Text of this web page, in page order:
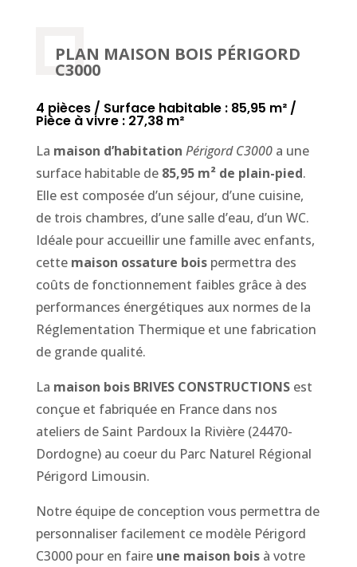
PLAN MAISON BOIS PÉRIGORD
C3000
4 pièces / Surface habitable : 85,95 m² /
Pièce à vivre : 27,38 m²
La maison d’habitation Périgord C3000a une
surface habitable de 85,95 m² de plain-pied.
Elle est composée d’un séjour, d’une cuisine,
de trois chambres, d’une salle d’eau, d’un WC.
Idéale pour accueillir une famille avec enfants,
cette maison ossature boispermettra des
coûts de fonctionnement faibles grâce à des
performances énergétiques aux normes de la
Réglementation Thermique et une fabrication
de grande qualité.
La maison bois BRIVES CONSTRUCTIONSest
conçue et fabriquée en Francedans nos
ateliers de Saint Pardoux la Rivière(24470-
Dordogne) au coeur du Parc Naturel Régional
Périgord Limousin.
Notre équipe de conception vous permettra de
personnaliser facilement ce modèle Périgord
C3000 pour en faire une maison boisà votre